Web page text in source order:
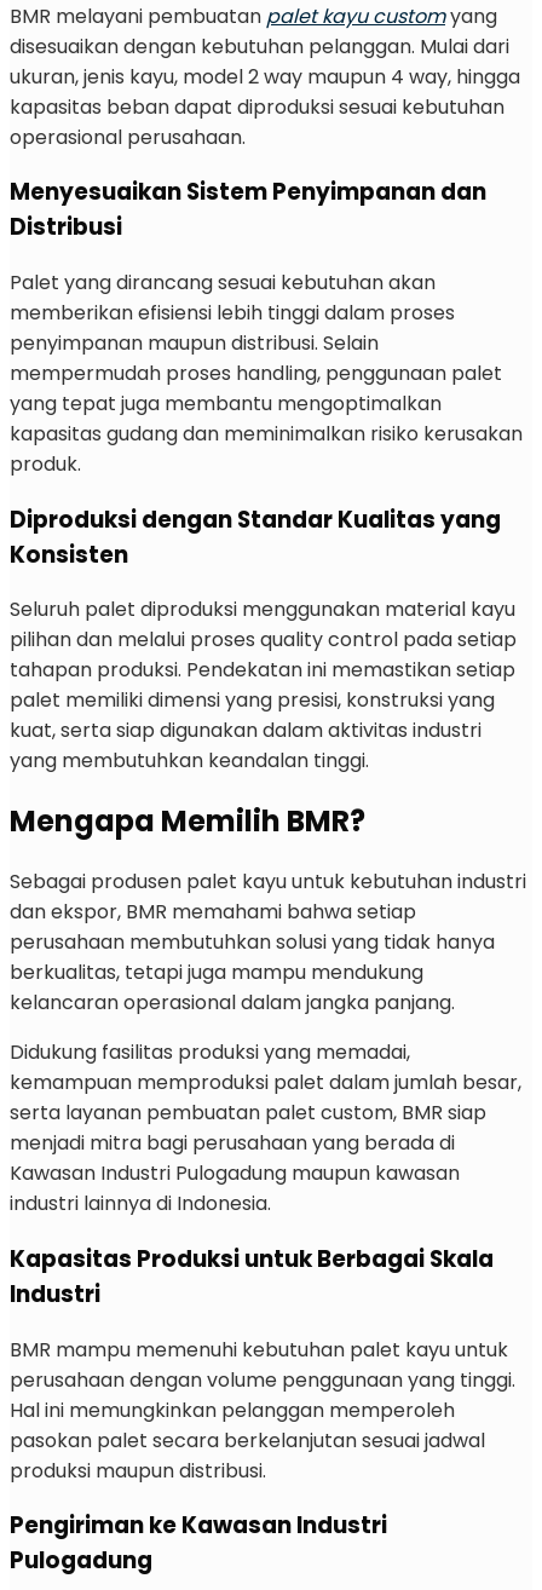
BMR melayani pembuatan palet kayu customyang
disesuaikan dengan kebutuhan pelanggan. Mulai dari
ukuran, jenis kayu, model 2 way maupun 4 way, hingga
kapasitas beban dapat diproduksi sesuai kebutuhan
operasional perusahaan.
Menyesuaikan Sistem Penyimpanan dan
Distribusi
Palet yang dirancang sesuai kebutuhan akan
memberikan efisiensi lebih tinggi dalam proses
penyimpanan maupun distribusi. Selain
mempermudah proses handling, penggunaan palet
yang tepat juga membantu mengoptimalkan
kapasitas gudang dan meminimalkan risiko kerusakan
produk.
Diproduksi dengan Standar Kualitas yang
Konsisten
Seluruh palet diproduksi menggunakan material kayu
pilihan dan melalui proses quality control pada setiap
tahapan produksi. Pendekatan ini memastikan setiap
palet memiliki dimensi yang presisi, konstruksi yang
kuat, serta siap digunakan dalam aktivitas industri
yang membutuhkan keandalan tinggi.
Mengapa Memilih BMR?
Sebagai produsen palet kayu untuk kebutuhan industri
dan ekspor, BMR memahami bahwa setiap
perusahaan membutuhkan solusi yang tidak hanya
berkualitas, tetapi juga mampu mendukung
kelancaran operasional dalam jangka panjang.
Didukung fasilitas produksi yang memadai,
kemampuan memproduksi palet dalam jumlah besar,
serta layanan pembuatan palet custom, BMR siap
menjadi mitra bagi perusahaan yang berada di
Kawasan Industri Pulogadung maupun kawasan
industri lainnya di Indonesia.
Kapasitas Produksi untuk Berbagai Skala
Industri
BMR mampu memenuhi kebutuhan palet kayu untuk
perusahaan dengan volume penggunaan yang tinggi.
Hal ini memungkinkan pelanggan memperoleh
pasokan palet secara berkelanjutan sesuai jadwal
produksi maupun distribusi.
Pengiriman ke Kawasan Industri
Pulogadung